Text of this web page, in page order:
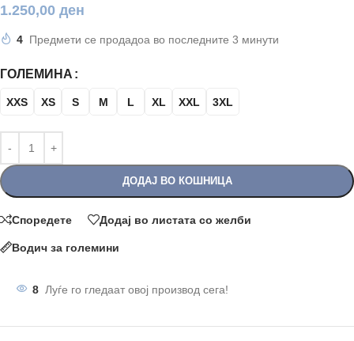
1.250,00 ден
4 Предмети се продадоа во последните 3 минути
ГОЛЕМИНА
XXS XS S M L XL XXL 3XL
ДОДАЈ ВО КОШНИЦА
Споредете Додај во листата со желби
Водич за големини
8 Луѓе го гледаат овој производ сега!